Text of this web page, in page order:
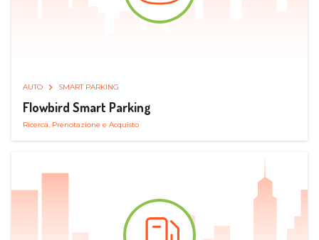
AUTO SMART PARKING
Flowbird Smart Parking
Ricerca, Prenotazione e Acquisto